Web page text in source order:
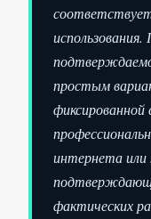
простым
фиксированной
интернета или
фактических